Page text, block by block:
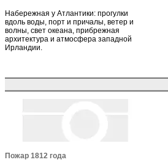
Набережная у Атлантики: прогулки
вдоль воды, порт и причалы, ветер и
волны, свет океана, прибрежная
архитектура и атмосфера западной
Ирландии.
Пожар 1812 года